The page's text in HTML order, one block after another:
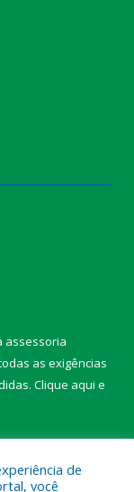
assessoria
as exigências
Clique aqui e
de
você